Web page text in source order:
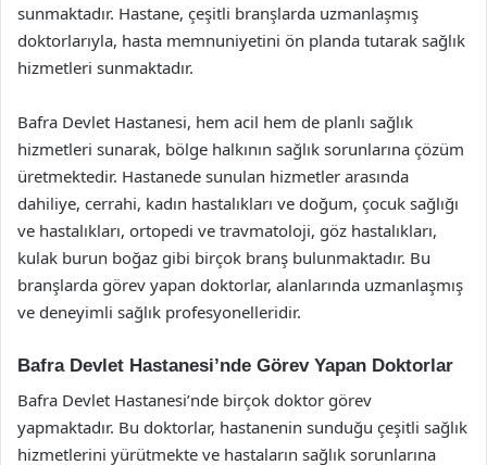
sunmaktadır. Hastane, çeşitli branşlarda uzmanlaşmış
doktorlarıyla, hasta memnuniyetini ön planda tutarak sağlık
hizmetleri sunmaktadır.
Bafra Devlet Hastanesi, hem acil hem de planlı sağlık
hizmetleri sunarak, bölge halkının sağlık sorunlarına çözüm
üretmektedir. Hastanede sunulan hizmetler arasında
dahiliye, cerrahi, kadın hastalıkları ve doğum, çocuk sağlığı
ve hastalıkları, ortopedi ve travmatoloji, göz hastalıkları,
kulak burun boğaz gibi birçok branş bulunmaktadır. Bu
branşlarda görev yapan doktorlar, alanlarında uzmanlaşmış
ve deneyimli sağlık profesyonelleridir.
Bafra Devlet Hastanesi’nde Görev Yapan Doktorlar
Bafra Devlet Hastanesi’nde birçok doktor görev
yapmaktadır. Bu doktorlar, hastanenin sunduğu çeşitli sağlık
hizmetlerini yürütmekte ve hastaların sağlık sorunlarına